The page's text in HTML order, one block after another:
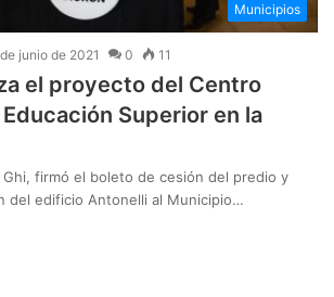
Municipios
junio de 2021 0 11
el proyecto del Centro
Superior en la
firmó el boleto de cesión del predio y
del edificio Antonelli al Municipio…